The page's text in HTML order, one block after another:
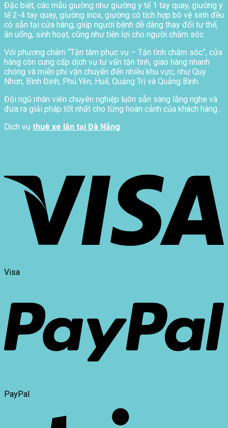
Đặc biệt, các mẫu giường như giường y tế 1 tay quay, giường y
tế 2-4 tay quay, giường inox, giường có tích hợp bô vệ sinh đều
có sẵn tại cửa hàng, giúp người bệnh dễ dàng thay đổi tư thế,
ăn uống, sinh hoạt, cũng như tiện lợi cho người chăm sóc.
Với phương châm “Tận tâm phục vụ – Tận tình chăm sóc”, cửa
hàng còn cung cấp dịch vụ tư vấn tận tình, giao hàng nhanh
chóng và miễn phí vận chuyển đến nhiều khu vực, như Quy
Nhơn, Bình Định, Phú Yên, Huế, Quảng Trị và Quảng Bình.
Đội ngũ nhân viên chuyên nghiệp luôn sẵn sàng lắng nghe và
đưa ra giải pháp tốt nhất cho từng hoàn cảnh của khách hàng..
Dịch vụ thuê xe lăn tại Đà Nẵng
Visa
PayPal